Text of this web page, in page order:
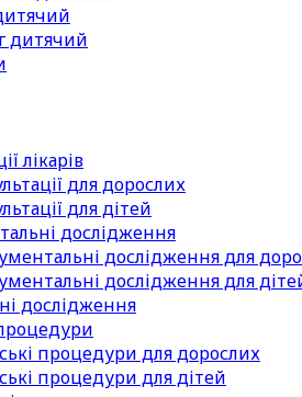
дитячий
лікарів
для дорослих
для дітей
дослідження
дослідження для
дослідження для
дослідження
процедури для дорослих
процедури для дітей